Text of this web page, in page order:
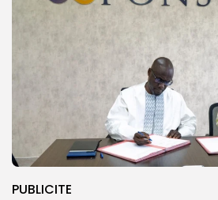
PUBLICITE